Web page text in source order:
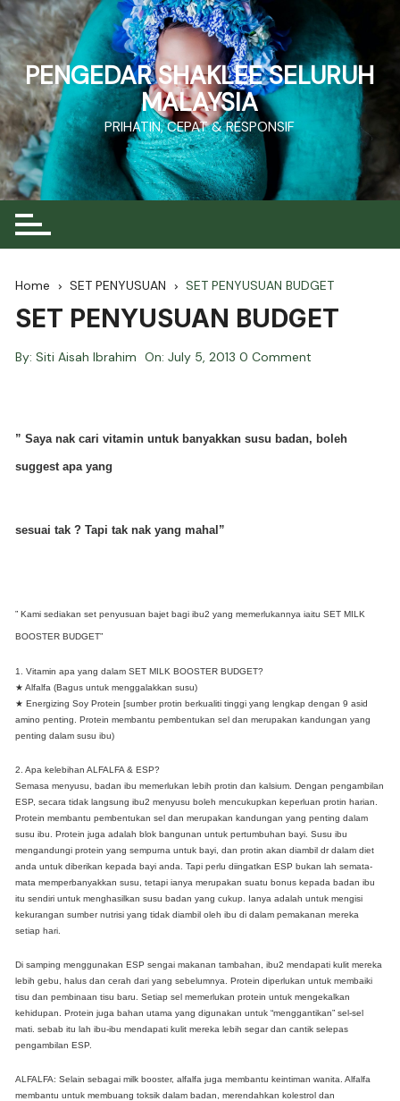
Skip
to
content
PENGEDAR SHAKLEE SELURUH
MALAYSIA
PRIHATIN, CEPAT & RESPONSIF
Home SET PENYUSUAN SET PENYUSUAN BUDGET
SET PENYUSUAN BUDGET
By: Siti Aisah Ibrahim On:July 5, 2013 0 Comment
” Saya nak cari vitamin untuk banyakkan susu badan, boleh
suggest apa yang
sesuai tak ? Tapi tak nak yang mahal”
” Kami sediakan set penyusuan bajet bagi ibu2 yang memerlukannya iaitu SET MILK
BOOSTER BUDGET”
1. Vitamin apa yang dalam SET MILK BOOSTER BUDGET?
★ Alfalfa (Bagus untuk menggalakkan susu)
★ Energizing Soy Protein [sumber protin berkualiti tinggi yang lengkap dengan 9 asid
amino penting. Protein membantu pembentukan sel dan merupakan kandungan yang
penting dalam susu ibu)
2. Apa kelebihan ALFALFA & ESP?
Semasa menyusu, badan ibu memerlukan lebih protin dan kalsium. Dengan pengambilan
ESP, secara tidak langsung ibu2 menyusu boleh mencukupkan keperluan protin harian.
Protein membantu pembentukan sel dan merupakan kandungan yang penting dalam
susu ibu. Protein juga adalah blok bangunan untuk pertumbuhan bayi. Susu ibu
mengandungi protein yang sempurna untuk bayi, dan protin akan diambil dr dalam diet
anda untuk diberikan kepada bayi anda. Tapi perlu diingatkan ESP bukan lah semata-
mata memperbanyakkan susu, tetapi ianya merupakan suatu bonus kepada badan ibu
itu sendiri untuk menghasilkan susu badan yang cukup. Ianya adalah untuk mengisi
kekurangan sumber nutrisi yang tidak diambil oleh ibu di dalam pemakanan mereka
setiap hari.
Di samping menggunakan ESP sengai makanan tambahan, ibu2 mendapati kulit mereka
lebih gebu, halus dan cerah dari yang sebelumnya. Protein diperlukan untuk membaiki
tisu dan pembinaan tisu baru. Setiap sel memerlukan protein untuk mengekalkan
kehidupan. Protein juga bahan utama yang digunakan untuk “menggantikan” sel-sel
mati. sebab itu lah ibu-ibu mendapati kulit mereka lebih segar dan cantik selepas
pengambilan ESP.
ALFALFA: Selain sebagai milk booster, alfalfa juga membantu keintiman wanita. Alfalfa
membantu untuk membuang toksik dalam badan, merendahkan kolestrol dan